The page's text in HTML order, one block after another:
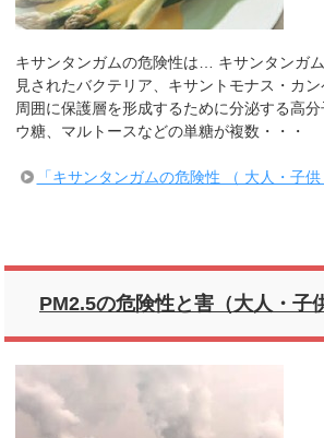
キサンタンガムの危険性は… キサンタンガ
見されたバクテリア、キサントモナス・カ
周囲に保護層を形成するために分泌する高
ウ糖、マルトースなどの単糖が複数・・・
「キサンタンガムの危険性 （ 大人・子
PM2.5の危険性と害（大人・子